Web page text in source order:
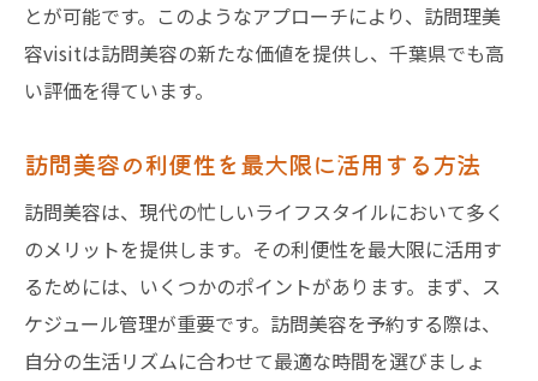
とが可能です。このようなアプローチにより、訪問理美
容visitは訪問美容の新たな価値を提供し、千葉県でも高
い評価を得ています。
訪問美容の利便性を最大限に活用する方法
訪問美容は、現代の忙しいライフスタイルにおいて多く
のメリットを提供します。その利便性を最大限に活用す
るためには、いくつかのポイントがあります。まず、ス
ケジュール管理が重要です。訪問美容を予約する際は、
自分の生活リズムに合わせて最適な時間を選びましょ